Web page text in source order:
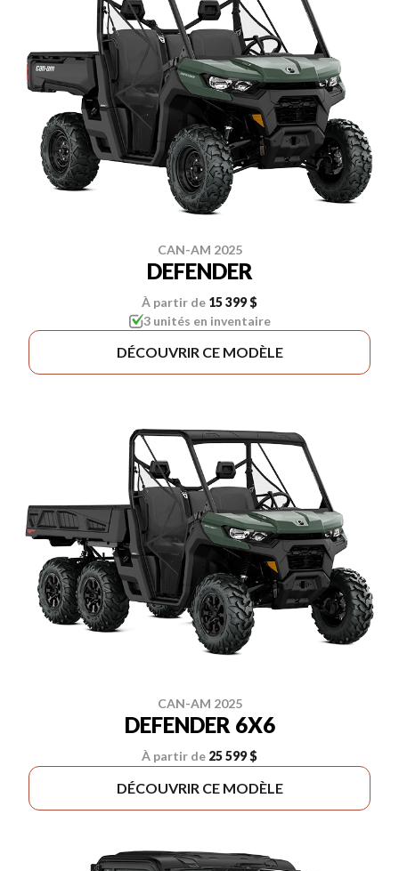
CAN-AM 2025
DEFENDER
À partir de 15 399 $
3 unités en inventaire
DÉCOUVRIR CE MODÈLE
CAN-AM 2025
DEFENDER 6X6
À partir de 25 599 $
DÉCOUVRIR CE MODÈLE